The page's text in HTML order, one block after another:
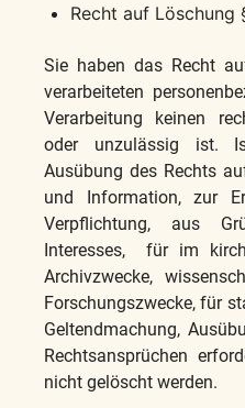
Recht auf Löschung
Sie haben das Recht
verarbeiteten
Verarbeitung keinen
oder unzulässig ist.
Ausübung des Rechts
und Information, zur
Verpflichtung, aus
Interesses, für im
Archivzwecke,
Forschungszwecke, für
Geltendmachung,
Rechtsansprüchen
nicht gelöscht werden.